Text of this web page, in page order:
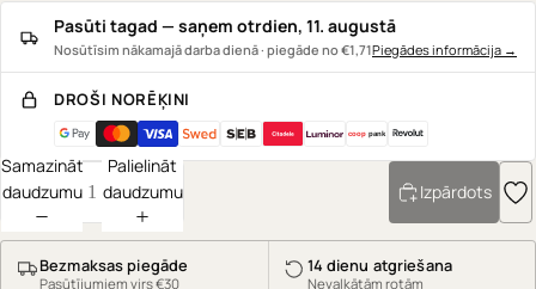
Pasūti tagad — saņem otrdien, 11. augustā
Nosūtīsim nākamajā darba dienā · piegāde no €1,71Piegādes informācija →
DROŠI NORĒĶINI
cooppank
Samazināt
daudzumu
Palielināt
daudzumu
Izpārdots
Bezmaksas piegāde
Pasūtījumiem virs €30
14 dienu atgriešana
Nevalkātām rotām